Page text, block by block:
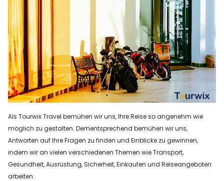
Als Tourwix Travel bemühen wir uns, Ihre Reise so angenehm wie
möglich zu gestalten. Dementsprechend bemühen wir uns,
Antworten auf Ihre Fragen zu finden und Einblicke zu gewinnen,
indem wir an vielen verschiedenen Themen wie Transport,
Gesundheit, Ausrüstung, Sicherheit, Einkaufen und Reiseangeboten
arbeiten.